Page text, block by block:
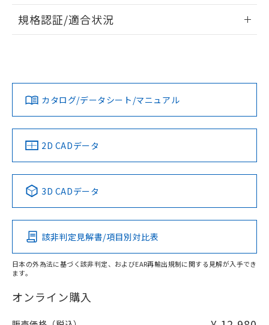
タイムチャート
A: 20mm以上、B: 15mm以上
上、n: 12mm以上
検出領域
ログイン/会員登録
ダウンロードデータをご利用いただく前に、以下を必ずお読
みください。
ソフトウェアの使用条件
EU RoHS 注意事項・凡例
対応済み
中国 RoHS 注意事項・凡例
Pb Hg Cd Cr(VI)
O
在庫等で未対応品が混在する可能性があります。
問い合わせください。
規格認証/適合状況
LR型式承認
（イギリス
船舶規格）
DNV型式承認
（ノルウェー
BV型式承認
（フランス
KR型式
（韓国
No No No No
この製品の規格認証/適合状況ページへ
その他の認証はこちらのページからご検索ください
カタログ/データシート/マニュアル
2D CADデータ
3D CADデータ
該非判定見解書/項目別対比表
日本の外為法に基づく該非判定、およびEAR再輸出規制に関する見解が入手でき
ます。
オンライン購入